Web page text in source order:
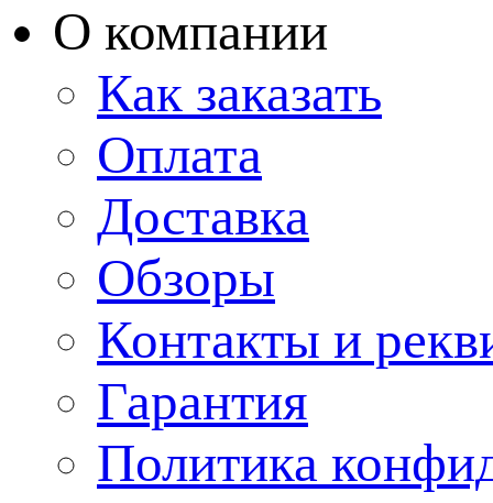
О компании
Как заказать
Оплата
Доставка
Обзоры
Контакты и
Гарантия
Политика